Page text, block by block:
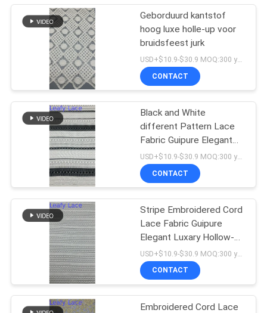
de versiering van het
polyesterkant
Geborduurde
Oogjestof
De Stof van het
rekkant
Geborduurd kantstof
hoog luxe holle-up voor
bruidsfeest jurk
CONTACT
Black and White
different Pattern Lace
Fabric Guipure Elegant
Luxary Hollow-up for
Bridal
CONTACT
Stripe Embroidered Cord
Lace Fabric Guipure
Elegant Luxary Hollow-up
for Bridal Wedding Fabric
CONTACT
Embroidered Cord Lace